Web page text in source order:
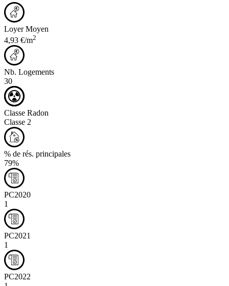
Loyer Moyen
4,93 €/m2
Nb. Logements
30
Classe Radon
Classe 2
% de rés. principales
79%
PC2020
1
PC2021
1
PC2022